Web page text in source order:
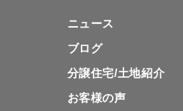
ニュース
ブログ
分譲住宅/土地紹介
お客様の声